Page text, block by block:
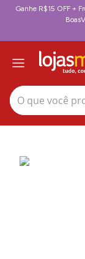
Ganhe R$15 OFF +
O que você